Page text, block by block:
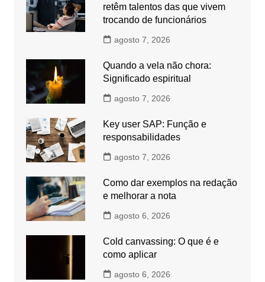
retêm talentos das que vivem
trocando de funcionários
agosto 7, 2026
Quando a vela não chora:
Significado espiritual
agosto 7, 2026
Key user SAP: Função e
responsabilidades
agosto 7, 2026
Como dar exemplos na redação
e melhorar a nota
agosto 6, 2026
Cold canvassing: O que é e
como aplicar
agosto 6, 2026